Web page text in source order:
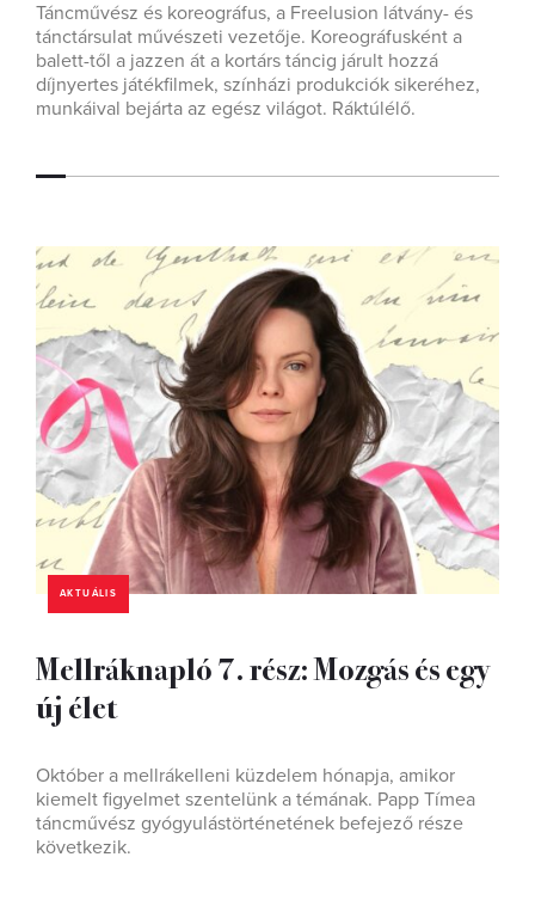
Táncművész és koreográfus, a Freelusion látvány- és
tánctársulat művészeti vezetője. Koreográfusként a
balett-től a jazzen át a kortárs táncig járult hozzá
díjnyertes játékfilmek, színházi produkciók sikeréhez,
munkáival bejárta az egész világot. Ráktúlélő.
AKTUÁLIS
Mellráknapló 7. rész: Mozgás és egy
új élet
Október a mellrákelleni küzdelem hónapja, amikor
kiemelt figyelmet szentelünk a témának. Papp Tímea
táncművész gyógyulástörténetének befejező része
következik.